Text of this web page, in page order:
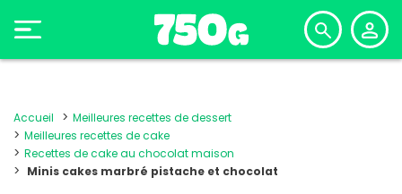
Accueil
Meilleures recettes de dessert
Meilleures recettes de cake
Recettes de cake au chocolat maison
Minis cakes marbré pistache et chocolat